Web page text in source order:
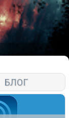
БЛОГ